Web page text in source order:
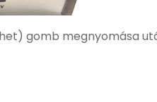
gomb megnyomása